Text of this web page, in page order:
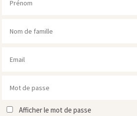
Afficher le mot de passe